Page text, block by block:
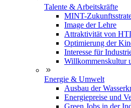
Talente & Arbeitskräfte
MINT-
Image der Lehre
Attraktivität von
Optimierung der
Interesse für
Willkommenskultur
Energie & Umwelt
Ausbau der
Energiepreise und
Green Jobs in der